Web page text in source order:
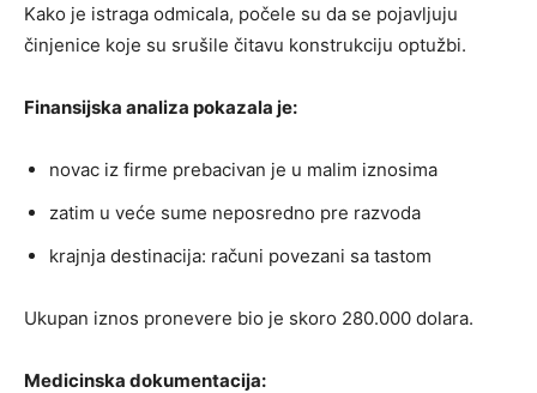
Kako je istraga odmicala, počele su da se pojavljuju
činjenice koje su srušile čitavu konstrukciju optužbi.
Finansijska analiza pokazala je:
novac iz firme prebacivan je u malim iznosima
zatim u veće sume neposredno pre razvoda
krajnja destinacija: računi povezani sa tastom
Ukupan iznos pronevere bio je skoro 280.000 dolara.
Medicinska dokumentacija: